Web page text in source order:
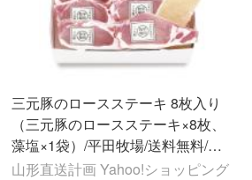
三元豚のロースステーキ 8枚入り
（三元豚のロースステーキ×8枚、
藻塩×1袋）/平田牧場/送料無料/父
の日 お中元
山形直送計画 Yahoo!ショッピング